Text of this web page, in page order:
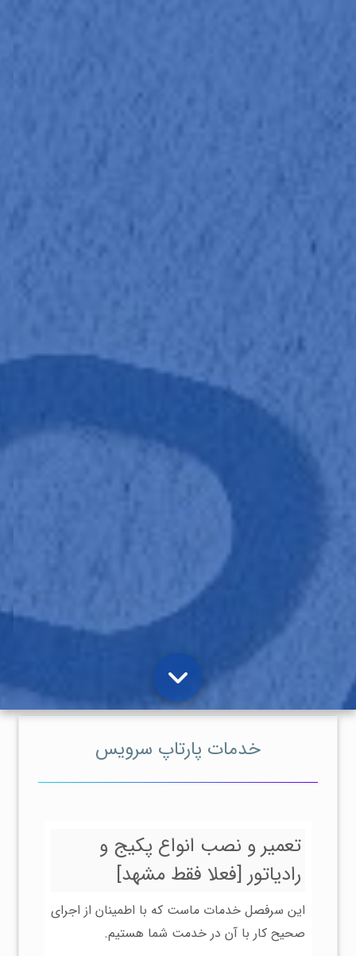
خدمات پارتاپ سرویس
تعمیر و نصب انواع پکیج و
رادیاتور [فعلا فقط مشهد]
این سرفصل خدمات ماست که با اطمینان از اجرای
صحیح کار با آن در خدمت شما هستیم.